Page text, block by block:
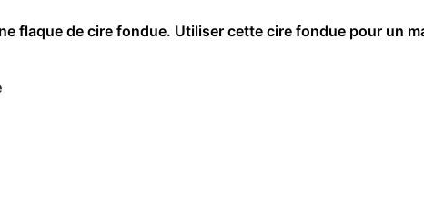
flaque de cire fondue. Utiliser cette cire fondue pour un